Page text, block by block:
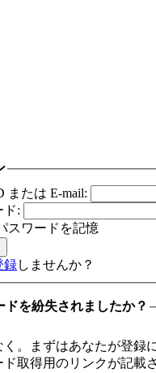
または E-mail:
ド:
スワードを記憶
録しませんか？
ドを紛失されましたか？
く。まずはあなたが登録
ド取得用のリンクが記載